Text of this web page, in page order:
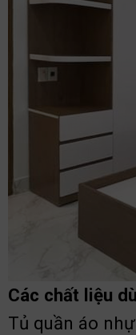
Các chất liệu
Tủ quần áo